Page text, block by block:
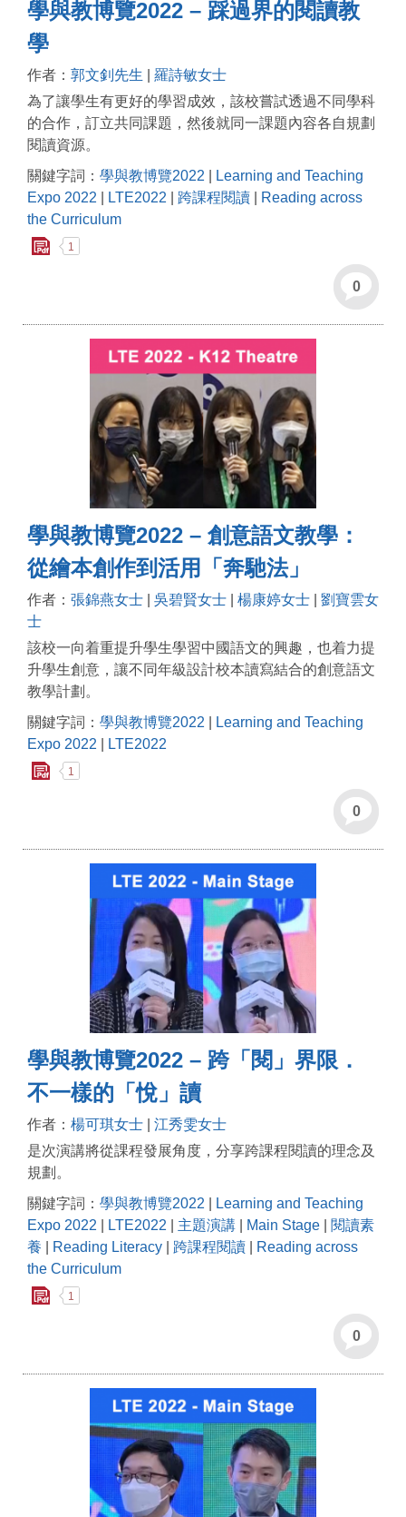
學與教博覽2022 – 踩過界的閱讀教
學
作者： 郭文釗先生
羅詩敏女士
為了讓學生有更好的學習成效，該校嘗試透過不同學科
的合作，訂立共同課題，然後就同一課題內容各自規劃
閱讀資源。
關鍵字詞： 學與教博覽2022
Learning and Teaching
Expo 2022
LTE2022 跨課程閱讀
Reading across
the Curriculum
1
0
學與教博覽2022 – 創意語文教學：
從繪本創作到活用「奔馳法」
作者： 張錦燕女士 吳碧賢女士 楊康婷女士
劉寶雲女
士
該校一向着重提升學生學習中國語文的興趣，也着力提
升學生創意，讓不同年級設計校本讀寫結合的創意語文
教學計劃。
關鍵字詞： 學與教博覽2022
Learning and Teaching
Expo 2022
LTE2022
1
0
學與教博覽2022 – 跨「閱」界限．
不一樣的「悅」讀
作者： 楊可琪女士
江秀雯女士
是次演講將從課程發展角度，分享跨課程閱讀的理念及
規劃。
關鍵字詞： 學與教博覽2022
Learning and Teaching
Expo 2022
LTE2022 主題演講 Main Stage
閱讀素
養
Reading Literacy 跨課程閱讀
Reading across
the Curriculum
1
0